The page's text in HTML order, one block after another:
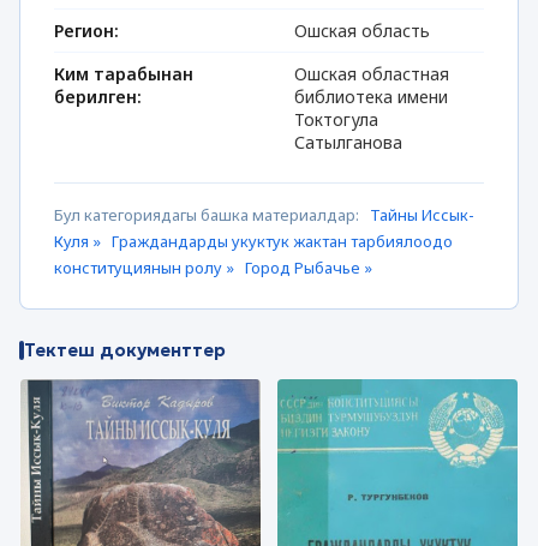
Регион:
Ошская область
Ким тарабынан
берилген:
Ошская областная
библиотека имени
Токтогула
Сатылганова
Бул категориядагы башка материалдар:
Тайны Иссык-
Куля » Граждандарды укуктук жактан тарбиялоодо
конституциянын ролу » Город Рыбачье »
Тектеш документтер